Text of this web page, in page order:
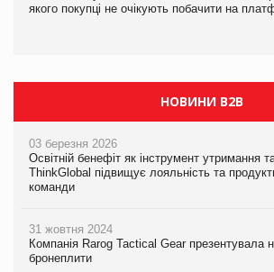
якого покупці не очікують побачити на
Мережа супермаркетів VARUS купує мережу
НОВИНИ B2B
03 березня 2026
Освітній бенефіт як інструмент утримання
ThinkGlobal підвищує лояльність та
команди
31 жовтня 2024
Компанія Rarog Tactical Gear презентувала
бронеплити